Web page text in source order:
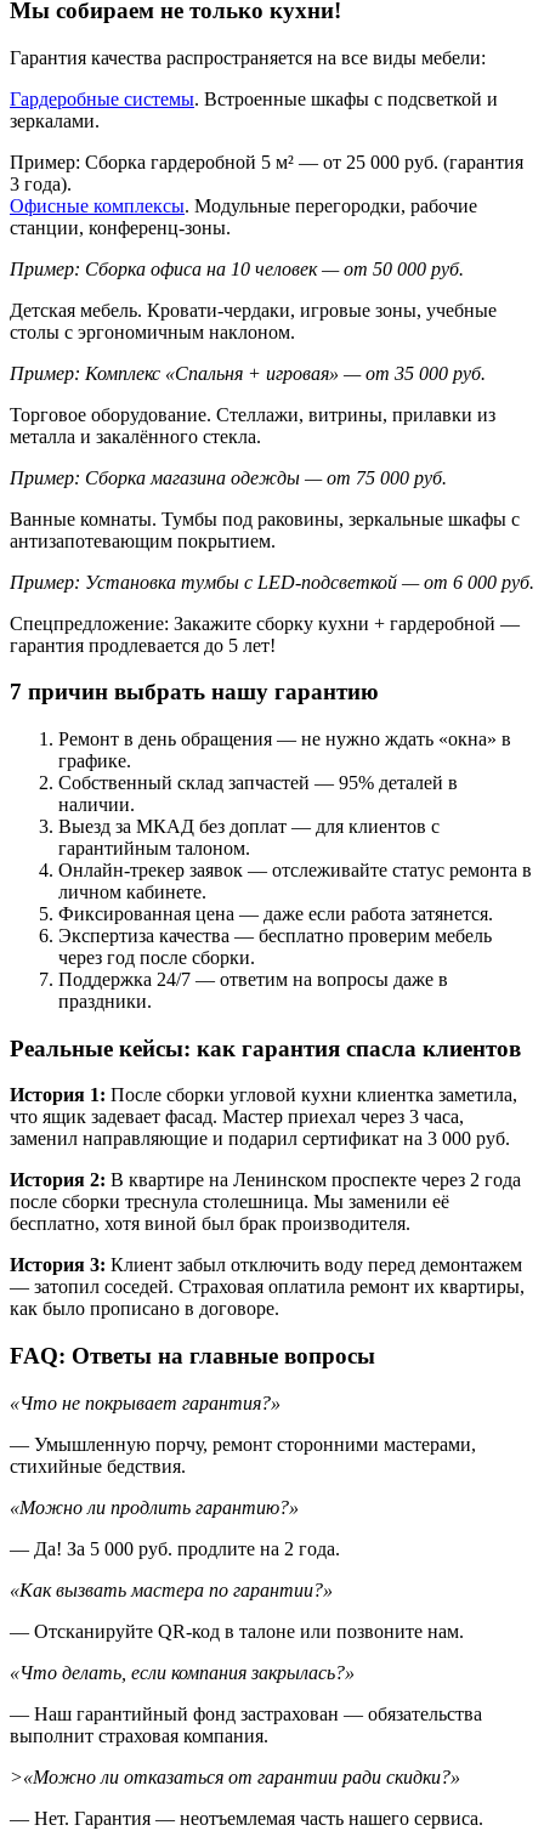
Мы собираем не только кухни!
Гарантия качества распространяется на все виды мебели:
Гардеробные системы. Встроенные шкафы с подсветкой и
зеркалами.
Пример: Сборка гардеробной 5 м² — от 25 000 руб. (гарантия
3 года).
Офисные комплексы. Модульные перегородки, рабочие
станции, конференц-зоны.
Пример: Сборка офиса на 10 человек — от 50 000 руб.
Детская мебель. Кровати-чердаки, игровые зоны, учебные
столы с эргономичным наклоном.
Пример: Комплекс «Спальня + игровая» — от 35 000 руб.
Торговое оборудование. Стеллажи, витрины, прилавки из
металла и закалённого стекла.
Пример: Сборка магазина одежды — от 75 000 руб.
Ванные комнаты. Тумбы под раковины, зеркальные шкафы с
антизапотевающим покрытием.
Пример: Установка тумбы с LED-подсветкой — от 6 000 руб.
Спецпредложение: Закажите сборку кухни + гардеробной —
гарантия продлевается до 5 лет!
7 причин выбрать нашу гарантию
Ремонт в день обращения — не нужно ждать «окна» в
графике.
Собственный склад запчастей — 95% деталей в
наличии.
Выезд за МКАД без доплат — для клиентов с
гарантийным талоном.
Онлайн-трекер заявок — отслеживайте статус ремонта в
личном кабинете.
Фиксированная цена — даже если работа затянется.
Экспертиза качества — бесплатно проверим мебель
через год после сборки.
Поддержка 24/7 — ответим на вопросы даже в
праздники.
Реальные кейсы: как гарантия спасла клиентов
История 1: После сборки угловой кухни клиентка заметила,
что ящик задевает фасад. Мастер приехал через 3 часа,
заменил направляющие и подарил сертификат на 3 000 руб.
История 2: В квартире на Ленинском проспекте через 2 года
после сборки треснула столешница. Мы заменили её
бесплатно, хотя виной был брак производителя.
История 3: Клиент забыл отключить воду перед демонтажем
— затопил соседей. Страховая оплатила ремонт их квартиры,
как было прописано в договоре.
FAQ: Ответы на главные вопросы
«Что не покрывает гарантия?»
— Умышленную порчу, ремонт сторонними мастерами,
стихийные бедствия.
«Можно ли продлить гарантию?»
— Да! За 5 000 руб. продлите на 2 года.
«Как вызвать мастера по гарантии?»
— Отсканируйте QR-код в талоне или позвоните нам.
«Что делать, если компания закрылась?»
— Наш гарантийный фонд застрахован — обязательства
выполнит страховая компания.
>«Можно ли отказаться от гарантии ради скидки?»
— Нет. Гарантия — неотъемлемая часть нашего сервиса.